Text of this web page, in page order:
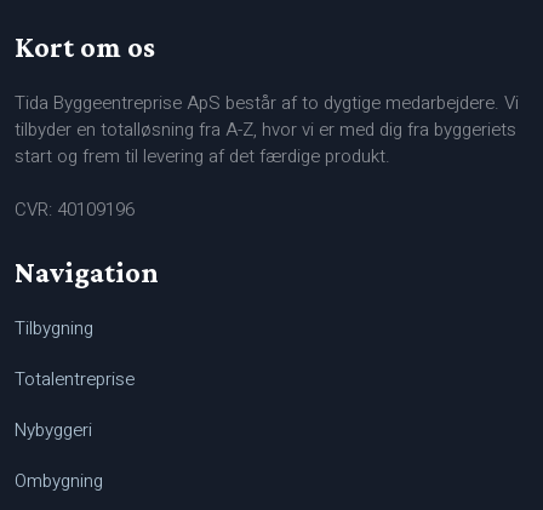
Kort om os
Tida Byggeentreprise ApS består af to dygtige medarbejdere. Vi
tilbyder en totalløsning fra A-Z, hvor vi er med dig fra byggeriets
start og frem til levering af det færdige produkt.
CVR: 40109196
Navigation
Tilbygning
Totalentreprise
Nybyggeri
Ombygning